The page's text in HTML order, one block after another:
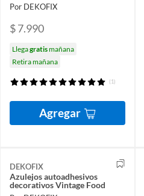
Por DEKOFIX
$ 7.990
Llegagratismañana
Retira mañana
(1)
Agregar
DEKOFIX
Azulejos autoadhesivos
decorativos Vintage Food